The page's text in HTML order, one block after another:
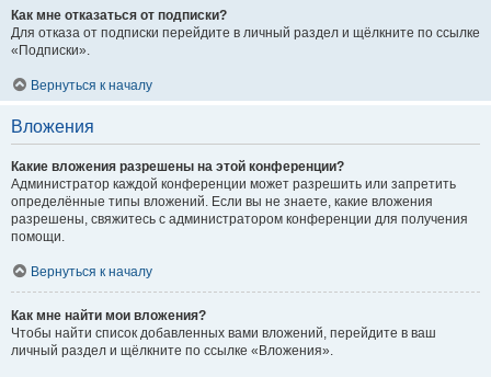
Как мне отказаться от подписки?
Для отказа от подписки перейдите в личный раздел и щёлкните по ссылке
«Подписки».
Вернуться к началу
Вложения
Какие вложения разрешены на этой конференции?
Администратор каждой конференции может разрешить или запретить
определённые типы вложений. Если вы не знаете, какие вложения
разрешены, свяжитесь с администратором конференции для получения
помощи.
Вернуться к началу
Как мне найти мои вложения?
Чтобы найти список добавленных вами вложений, перейдите в ваш
личный раздел и щёлкните по ссылке «Вложения».